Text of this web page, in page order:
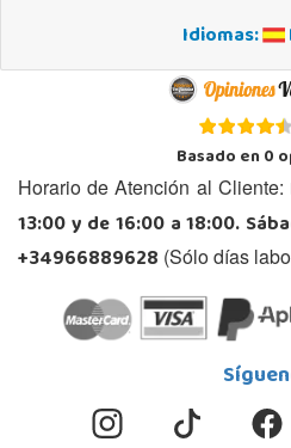
Idiomas:
Basado en0
Horario de Atención al Cliente:
13:00 y de 16:00 a 18:00.
+34966889628 (Sólo días